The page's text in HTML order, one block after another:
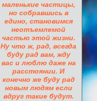
маленькие частицы,
но собравшись в
едино, становимся
неотъемлемой
частью этой жизни.
Ну что ж, рад, всегда
буду рад вам, жду
вас и люблю даже на
расстоянии. И
конечно же буду рад
новым людям если
вдруг такие будут.